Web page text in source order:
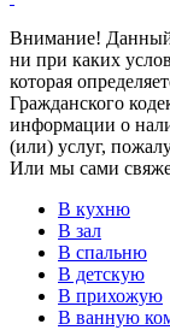
Внимание! Данный
ни при каких
которая
Гражданского
информации о
(или) услуг,
Или мы сами
В кухню
В зал
В спальню
В детскую
В прихожую
В ванную